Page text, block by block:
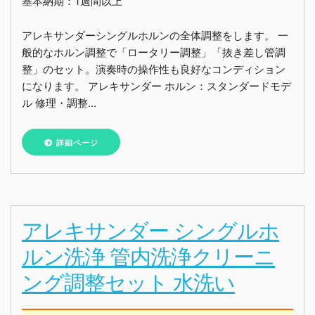
アレキサンダーシングルホルンの全体調整をします。 一
般的なホルン調整で「ロータリー調整」「抜き差し管調
整」のセット。演奏時の操作性も良好なコンディション
になります。 アレキサンダー ホルン：スタンダードモデ
ル 修理・調整...
詳細ページ
アレキサンダー シングルホ
ルン洗浄 管内洗浄クリーニ
ング調整セット 水洗い